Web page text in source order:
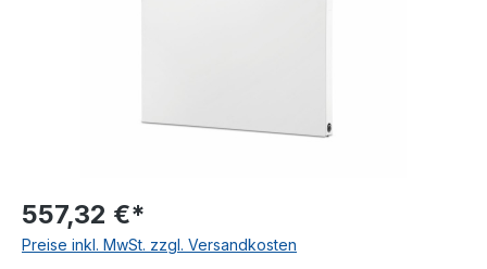
557,32 €*
Preise inkl. MwSt. zzgl. Versandkosten